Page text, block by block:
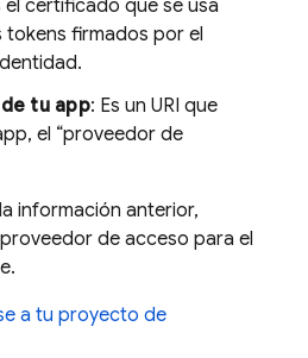
el certificado que se usa
tokens firmados por el
tu app: Es un URI que
el “proveedor de
información anterior,
de acceso para el
a tu proyecto de